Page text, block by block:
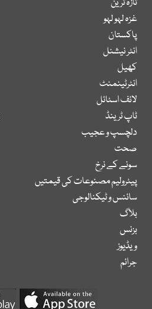
تازہ ترین
غزہ لہو لہو
پاکستان
انٹر نیشنل
کھیل
انٹرٹینمنٹ
لائف اسٹائل
ٹاپ ٹرینڈ
دلچسپ و عجیب
صحت
سونے کے نرخ
پیٹرولیم مصنوعات کی قیمتیں
سائنس و ٹیکنالوجی
بلاگ
بزنس
ویڈیوز
جرائم